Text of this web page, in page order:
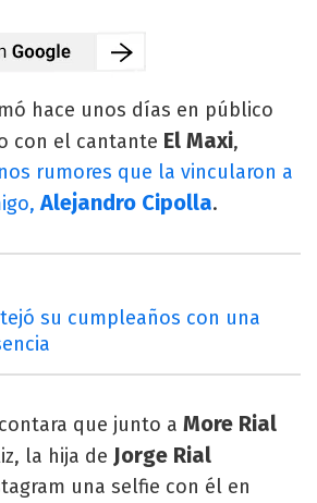
hace unos días en público
con el cantante El Maxi,
rumores que la vincularon a
Alejandro Cipolla.
su cumpleaños con una
que junto a More Rial
la hija de Jorge Rial
una selfie con él en